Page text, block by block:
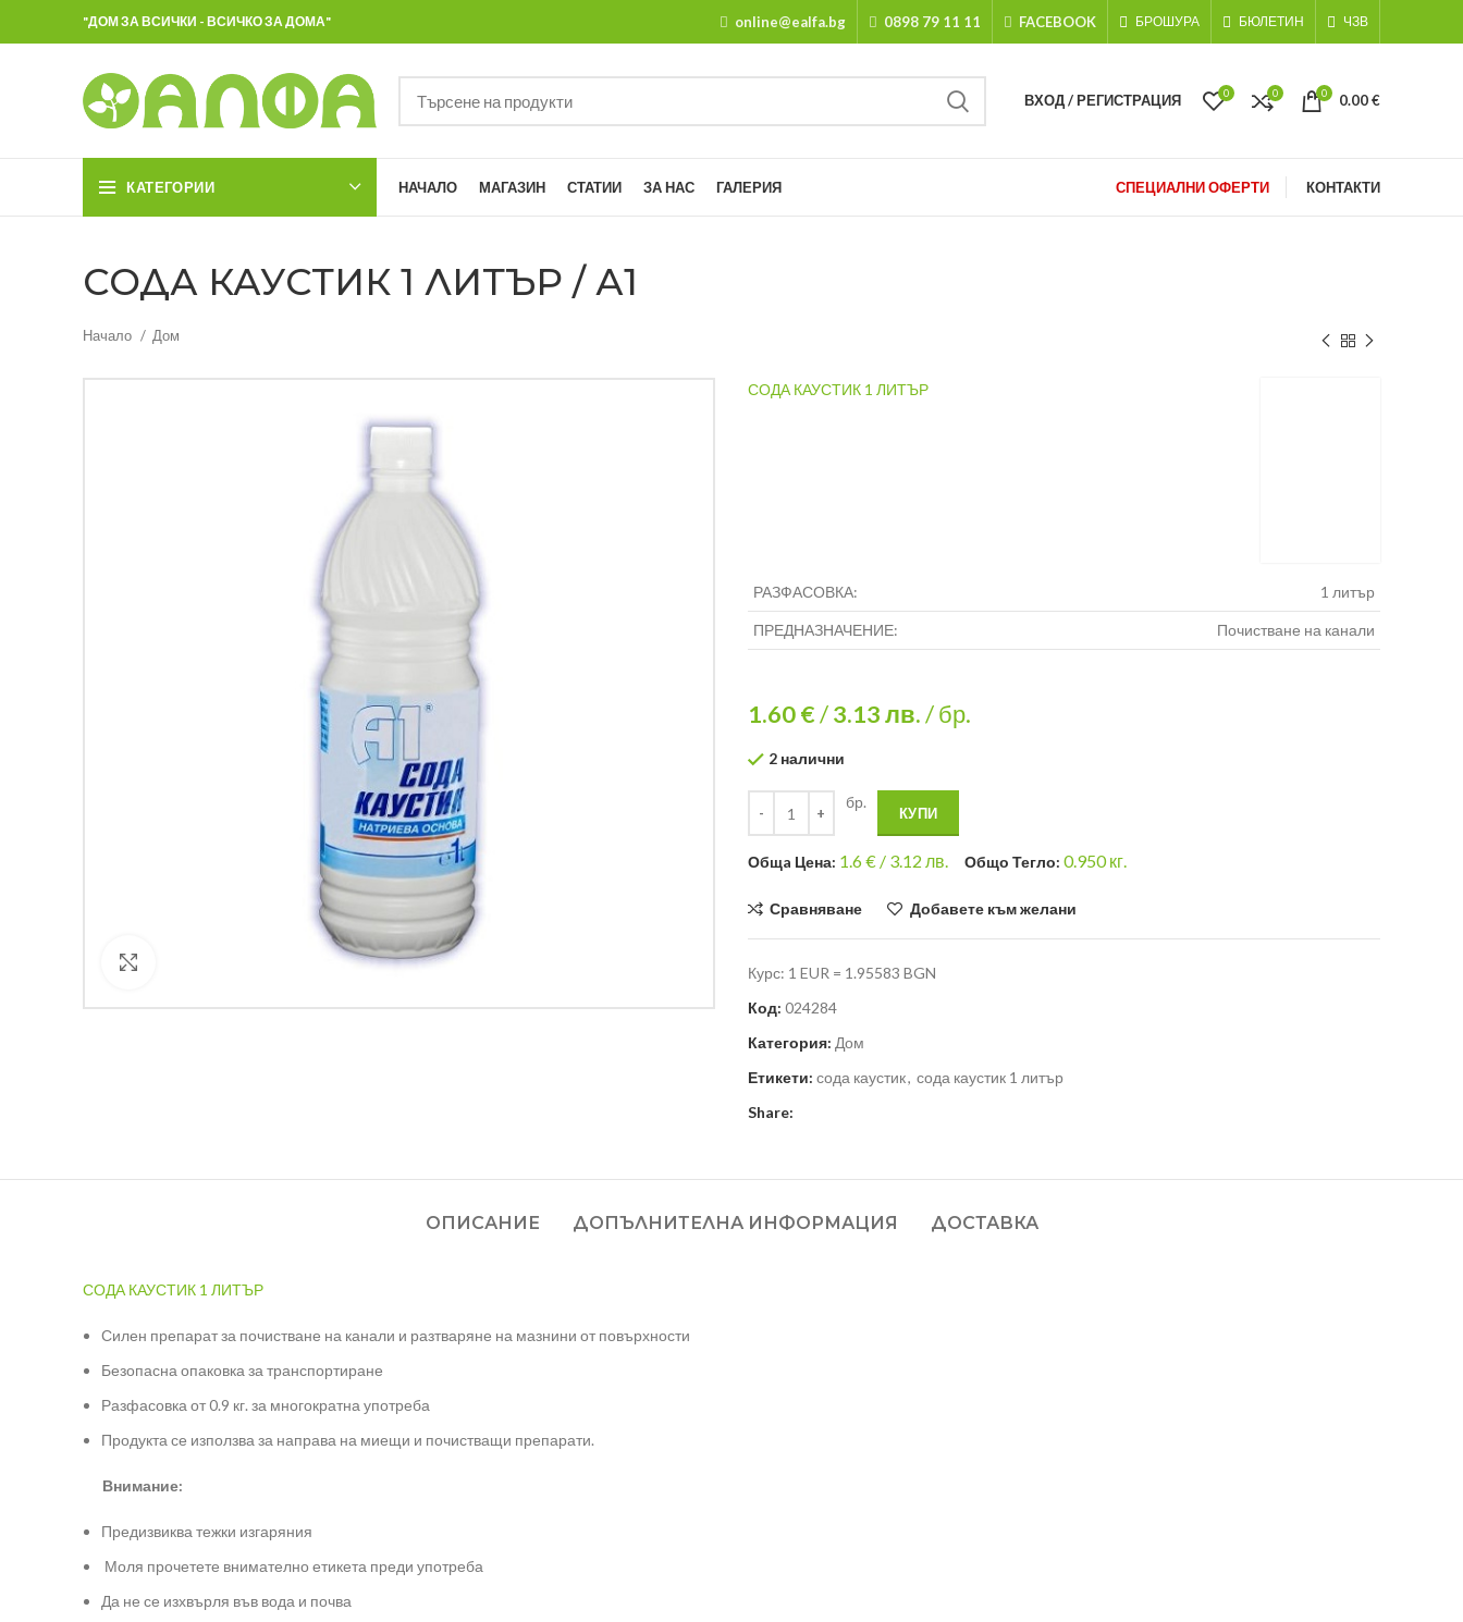
"ДОМ ЗА ВСИЧКИ - ВСИЧКО ЗА ДОМА" online@ealfa.bg 0898 79 11 11 FACEBOOK БРОШУРА БЮЛЕТИН ЧЗВ
ВХОД / РЕГИСТРАЦИЯ 0 0 0 0.00€
КАТЕГОРИИ НАЧАЛО МАГАЗИН СТАТИИ ЗА НАС ГАЛЕРИЯ СПЕЦИАЛНИ ОФЕРТИ КОНТАКТИ
СОДА КАУСТИК 1 ЛИТЪР / А1
Начало Дом
СОДА КАУСТИК 1 ЛИТЪР
РАЗФАСОВКА: 1 литър
ПРЕДНАЗНАЧЕНИЕ: Почистване на канали
1.60 €/3.13лв./ бр.
2 налични
бр.
КУПИ
Общa Цена: 1.6€ / 3.12 лв. Общо Тегло: 0.950кг.
Сравняване Добавете към желани
Курс: 1 EUR = 1.95583 BGN
Код: 024284
Категория: Дом
Етикети: сода каустик, сода каустик 1 литър
Share:
ОПИСАНИЕ ДОПЪЛНИТЕЛНА ИНФОРМАЦИЯ ДОСТАВКА
СОДА КАУСТИК 1 ЛИТЪР
Силен препарат за почистване на канали и разтваряне на мазнини от повърхности
Безопасна опаковка за транспортиране
Разфасовка от 0.9 кг. за многократна употреба
Продукта се използва за направа на миещи и почистващи препарати.
Внимание:
Предизвиква тежки изгаряния
Моля прочетете внимателно етикета преди употреба
Да не се изхвърля във вода и почва